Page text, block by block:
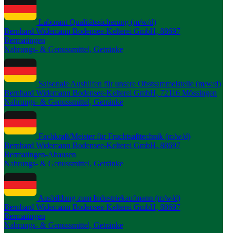
Laborant Qualitätssicherung (m/w/d)
Bernhard Widemann Bodensee-Kelterei GmbH, 88697
Bermatingen
Nahrungs- & Genussmittel, Getränke
Saisonale Aushilfen für unsere Obstsammelstelle (m/w/d)
Bernhard Widemann Bodensee-Kelterei GmbH, 72116 Mössingen
Nahrungs- & Genussmittel, Getränke
Fachkraft/Meister für Fruchtsafttechnik (m/w/d)
Bernhard Widemann Bodensee-Kelterei GmbH, 88697
Bermatingen-Ahausen
Nahrungs- & Genussmittel, Getränke
Ausbildung zum Industriekaufmann (m/w/d)
Bernhard Widemann Bodensee-Kelterei GmbH, 88697
Bermatingen
Nahrungs- & Genussmittel, Getränke